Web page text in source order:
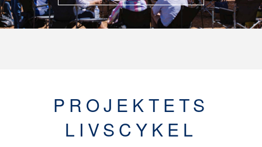
PROJEKTETS
LIVSCYKEL